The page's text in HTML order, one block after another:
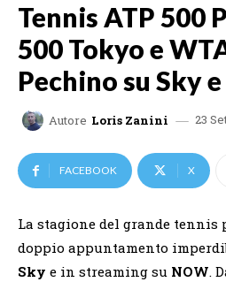
Tennis ATP 500
500 Tokyo e
Pechino su Sky
Autore Loris Zanini 23
FACEBOOK X
La stagione del grande tennis
doppio appuntamento
Sky e in streaming su NOW.